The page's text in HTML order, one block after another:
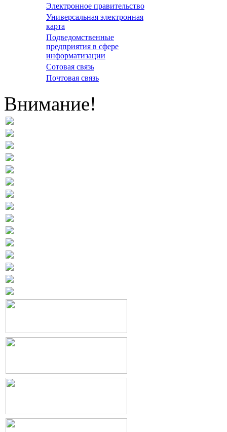
Электронное правительство
Универсальная электронная
карта
Подведомственные
предприятия в сфере
информатизации
Сотовая связь
Почтовая связь
Внимание!